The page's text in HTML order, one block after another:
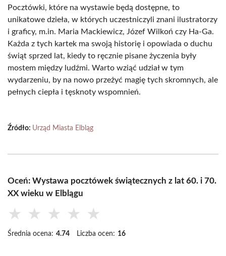
Pocztówki, które na wystawie będą dostępne, to
unikatowe dzieła, w których uczestniczyli znani ilustratorzy
i graficy, m.in. Maria Mackiewicz, Józef Wilkoń czy Ha-Ga.
Każda z tych kartek ma swoją historię i opowiada o duchu
świąt sprzed lat, kiedy to ręcznie pisane życzenia były
mostem między ludźmi. Warto wziąć udział w tym
wydarzeniu, by na nowo przeżyć magię tych skromnych, ale
pełnych ciepła i tęsknoty wspomnień.
Źródło: Urząd Miasta Elbląg
Oceń: Wystawa pocztówek świątecznych z lat 60. i 70.
XX wieku w Elblągu
★ ★ ★ ★ ★
Średnia ocena: 4.74 Liczba ocen: 16